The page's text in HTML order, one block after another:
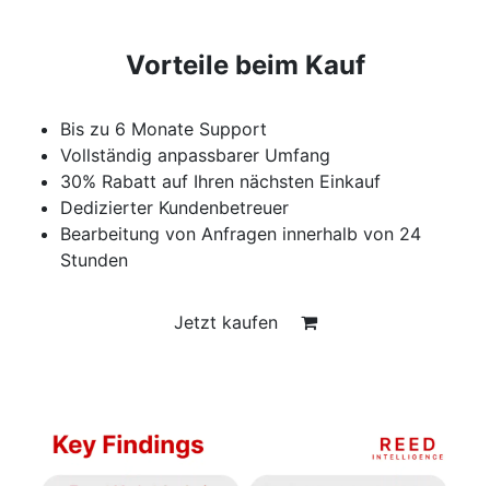
Vorteile beim Kauf
Bis zu 6 Monate Support
Vollständig anpassbarer Umfang
30% Rabatt auf Ihren nächsten Einkauf
Dedizierter Kundenbetreuer
Bearbeitung von Anfragen innerhalb von 24
Stunden
Jetzt kaufen